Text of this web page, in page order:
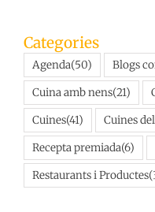
Categories
Agenda(50) Blogs
Cuina amb nens(21)
Cuines(41) Cuines
Recepta premiada(6)
Restaurants i Productes